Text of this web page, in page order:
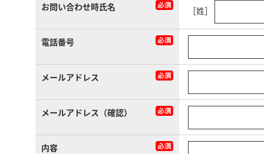
お問い合わせ時氏名 ［姓］
電話番号
メールアドレス
メールアドレス（確認）
内容